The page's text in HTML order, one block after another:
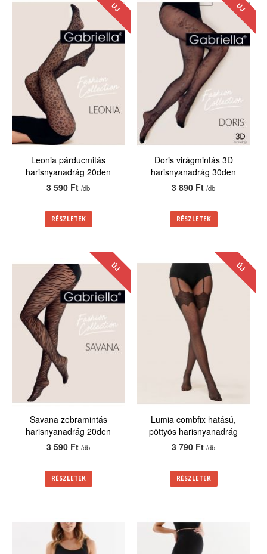
ÚJ
Leonia párducmitás
harisnyanadrág 20den
3 590 Ft/db
RÉSZLETEK
ÚJ
Doris virágmintás 3D
harisnyanadrág 30den
3 890 Ft/db
RÉSZLETEK
ÚJ
Savana zebramintás
harisnyanadrág 20den
3 590 Ft/db
RÉSZLETEK
ÚJ
Lumia combfix hatású,
pöttyös harisnyanadrág
20den
3 790 Ft/db
RÉSZLETEK